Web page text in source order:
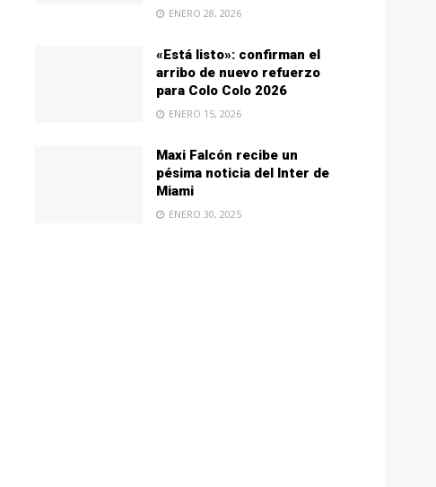
ENERO 28, 2026
«Está listo»: confirman el
arribo de nuevo refuerzo
para Colo Colo 2026
ENERO 15, 2026
Maxi Falcón recibe un
pésima noticia del Inter de
Miami
ENERO 30, 2025